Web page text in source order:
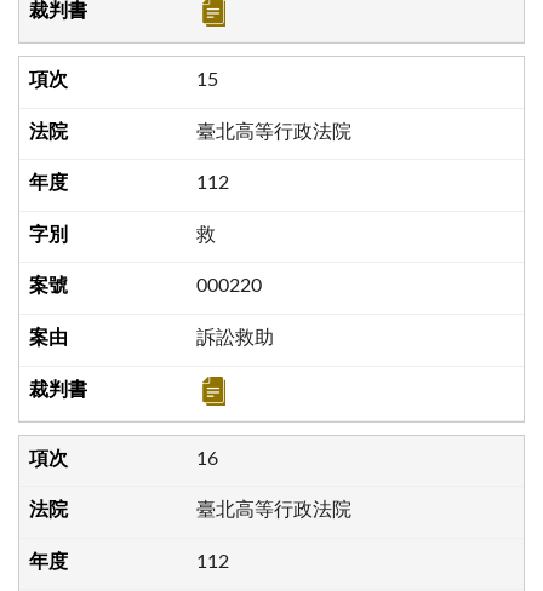
15
臺北高等行政法院
112
救
000220
訴訟救助
16
臺北高等行政法院
112